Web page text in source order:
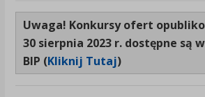
Uwaga! Konkursy ofert
30 sierpnia 2023 r. dostępne są
BIP (Kliknij Tutaj)